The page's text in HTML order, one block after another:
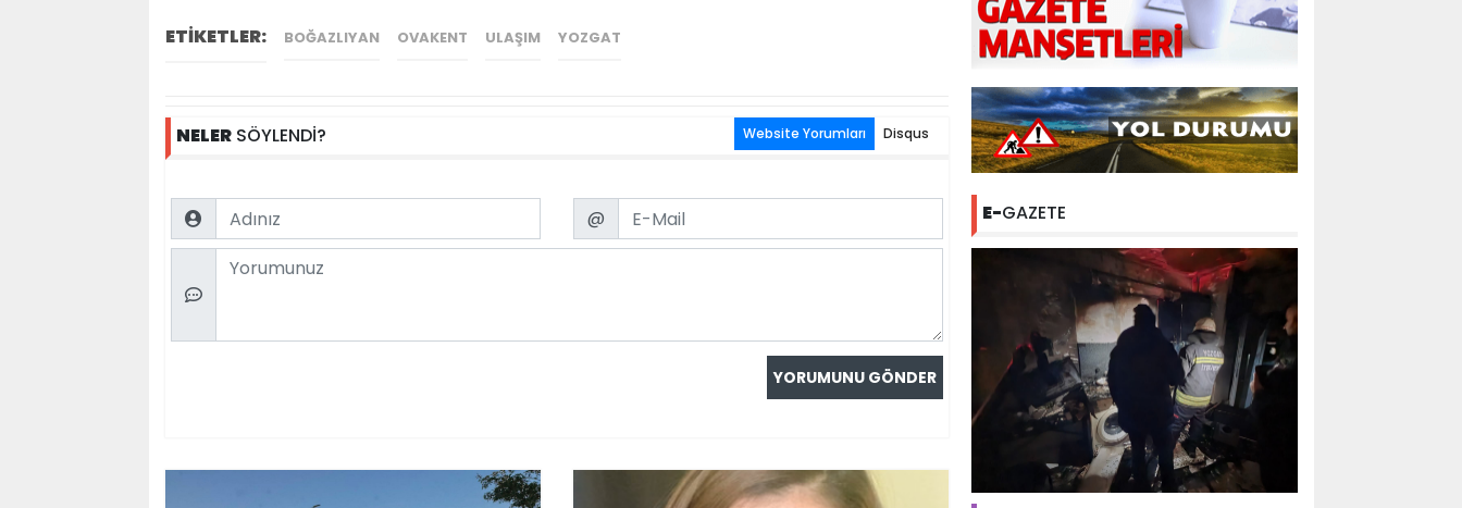
ETİKETLER: BOĞAZLIYAN OVAKENT ULAŞIM YOZGAT
NELERSÖYLENDİ? Website Yorumları Disqus
Name Email
@
Comment
E-GAZETE